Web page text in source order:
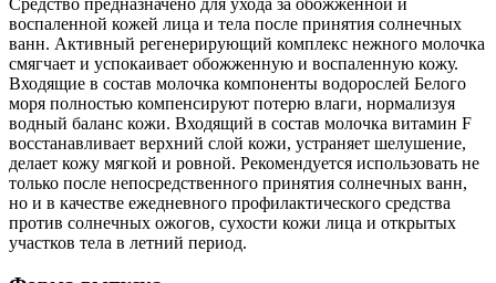
воспаленной кожей лица и тела после принятия солнечных
ванн. Активный регенерирующий комплекс нежного молочка
смягчает и успокаивает обожженную и воспаленную кожу.
Входящие в состав молочка компоненты водорослей Белого
моря полностью компенсируют потерю влаги, нормализуя
водный баланс кожи. Входящий в состав молочка витамин F
восстанавливает верхний слой кожи, устраняет шелушение,
делает кожу мягкой и ровной. Рекомендуется использовать не
только после непосредственного принятия солнечных ванн,
но и в качестве ежедневного профилактического средства
против солнечных ожогов, сухости кожи лица и открытых
участков тела в летний период.